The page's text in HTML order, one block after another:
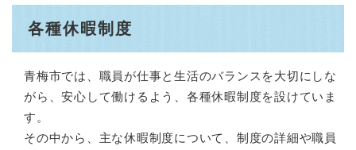
各種休暇制度
青梅市では、職員が仕事と生活のバランスを大切にしな
がら、安心して働けるよう、各種休暇制度を設けていま
す。​
その中から、主な休暇制度について、制度の詳細や職員